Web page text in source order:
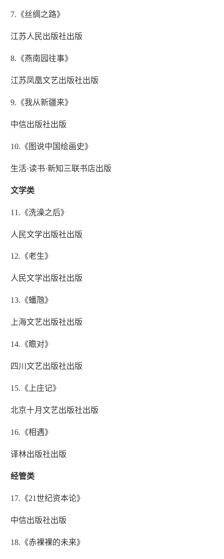
7.《丝绸之路》
江苏人民出版社出版
8.《燕南园往事》
江苏凤凰文艺出版社出版
9.《我从新疆来》
中信出版社出版
10.《图说中国绘画史》
生活·读书·新知三联书店出版
文学类
11.《洗澡之后》
人民文学出版社出版
12.《老生》
人民文学出版社出版
13.《蟠虺》
上海文艺出版社出版
14.《瞻对》
四川文艺出版社出版
15.《上庄记》
北京十月文艺出版社出版
16.《相遇》
译林出版社出版
经管类
17.《21世纪资本论》
中信出版社出版
18.《赤裸裸的未来》